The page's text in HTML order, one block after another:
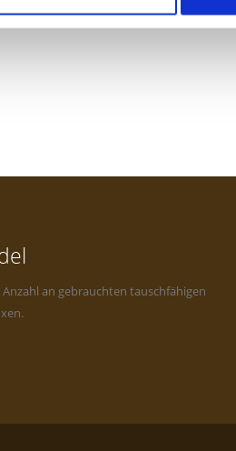
an gebrauchten tauschfähigen